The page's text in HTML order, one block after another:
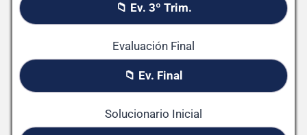
📁 Ev. 3º Trim.
Evaluación Final
📁 Ev. Final
Solucionario Inicial